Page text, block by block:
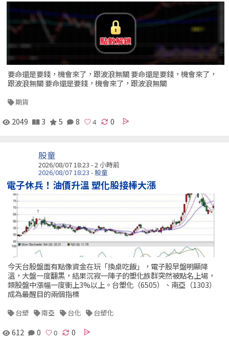
要命還是要錢，機會來了，跟波浪無關 要命還是要錢，機會來了，
跟波浪無關 要命還是要錢，機會來了，跟波浪無關
期貨
2049 3 5 8 0
股童
2026/08/07 18:23 -2 小時前
2026/08/07 18:23 - 股童
電子休兵！油價升溫 塑化股接棒大漲
今天台股盤面有點像資金在玩「換桌吃飯」，電子股早盤明顯降
溫，大盤一度翻黑，結果沉寂一陣子的塑化族群突然被點名上場，
類股盤中漲幅一度衝上3%以上。台塑化（6505）、南亞（1303）
成為最醒目的兩個指標
台塑 南亞 台化 台塑化
612 0 0